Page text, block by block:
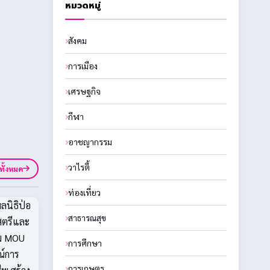
งหมด
หมวดหมู่
สังคม
การเมือง
เศรษฐกิจ
กีฬา
อาชญากรรม
วาไรตี้
ท่องเที่ยว
สาธารณสุข
การศึกษา